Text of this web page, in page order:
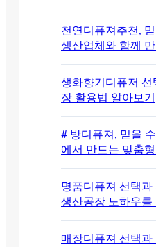
천연디퓨져추천,
생산업체와 함께
생화향기디퓨저 선
장 활용법 알아보기
# 방디퓨져, 믿을
에서 만드는 맞춤
명품디퓨져 선택과
생산공장 노하우를
매장디퓨져 선택과